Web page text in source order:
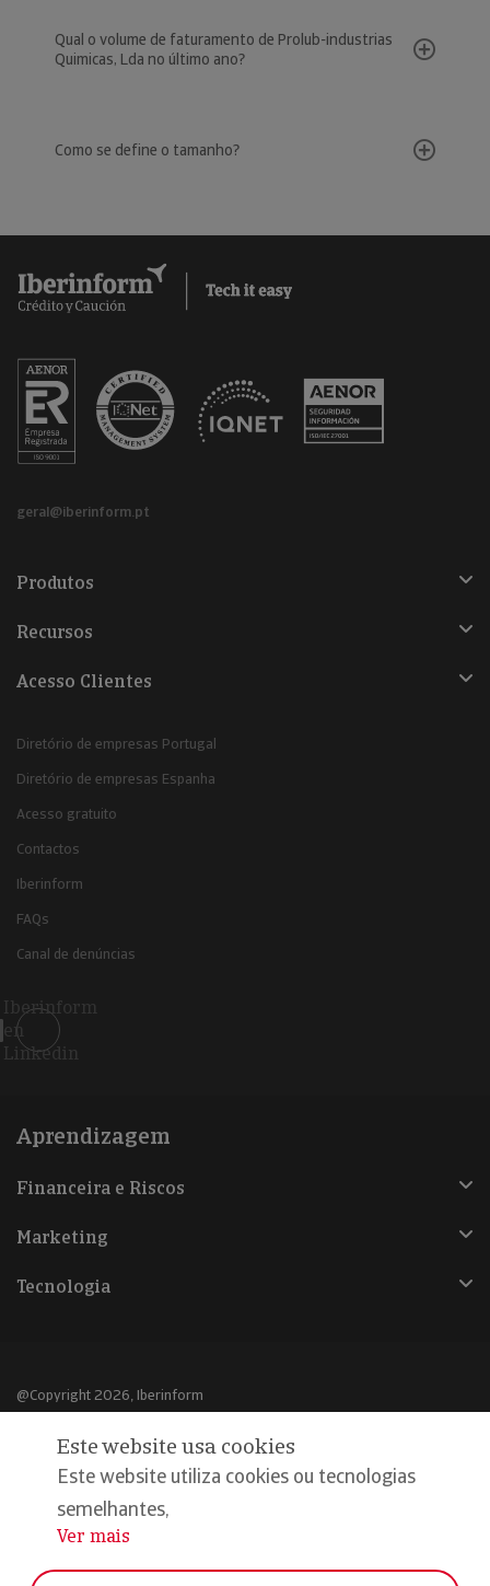
Qual o volume de faturamento de Prolub-industrias
Quimicas, Lda no último ano?
Como se define o tamanho?
geral@iberinform.pt
Produtos
Recursos
Acesso Clientes
Diretório de empresas Portugal
Diretório de empresas Espanha
Acesso gratuito
Contactos
Iberinform
FAQs
Canal de denúncias
Iberinform
en
Linkedin
Aprendizagem
Financeira e Riscos
Marketing
Tecnologia
@Copyright 2026, Iberinform
Aviso legal
Política de cookies
Declaração de privacidade
Este website usa cookies
Este website utiliza cookies ou tecnologias
semelhantes,
...
Ver mais